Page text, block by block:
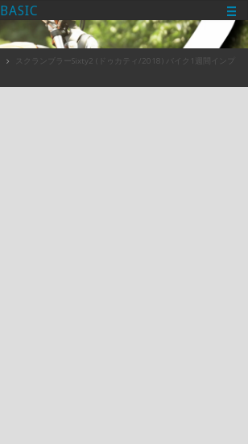
BASIC
スクランブラーSixty2 (ドゥカティ/2018) バイク1週間インプ